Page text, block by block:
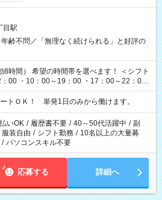
目駅
齢不問／「無理なく続けられる」と好評の
べます！ ＜シフト
00 ・10：00～19：00 ・17：00～22：00
・22：00～翌6：00 など
ートＯＫ！ 単発1日のみから働けます。
いOK / 履歴書不要 / 40～50代活躍中 / 副
服装自由 / シフト勤務 / 10名以上の大量募
/ パソコンスキル不要
応募する 詳細へ